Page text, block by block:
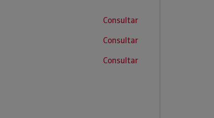
Consultar
Consultar
Consultar